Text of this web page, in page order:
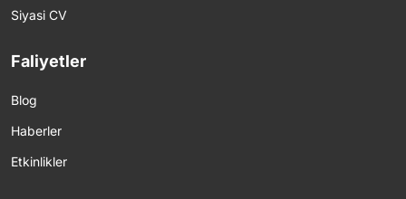
Siyasi CV
Faliyetler
Blog
Haberler
Etkinlikler